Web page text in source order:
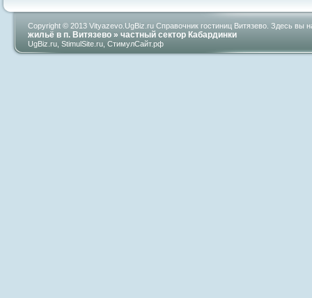
Copyright © 2013 Vityazevo.UgBiz.ru Справочник гостиниц Витязево. Здесь вы
жильё в п. Витязево » частный сектор Кабардинки
UgBiz.ru StimulSite.ru СтимулСайт.рф